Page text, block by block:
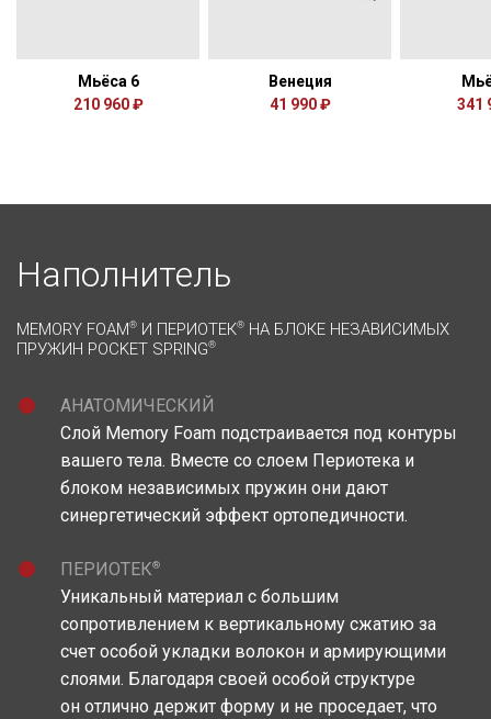
Мьёса 6
210 960 ₽
Венеция
41 990 ₽
341
Наполнитель
MEMORY FOAM® И ПЕРИОТЕК® НА БЛОКЕ НЕЗАВИСИМЫХ
ПРУЖИН POCKET SPRING®
АНАТОМИЧЕСКИЙ
Слой Memory Foam подстраивается под контуры
вашего тела. Вместе со слоем Периотека и
блоком независимых пружин они дают
синергетический эффект ортопедичности.
ПЕРИОТЕК®
Уникальный материал c большим
сопротивлением к вертикальному сжатию за
счет особой укладки волокон и армирующими
слоями. Благодаря своей особой структуре
он отлично держит форму и не проседает, что